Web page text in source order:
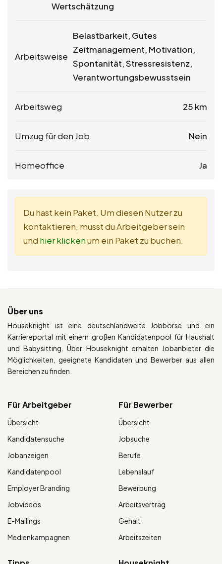
Wertschätzung
Arbeitsweise
Belastbarkeit, Gutes
Zeitmanagement, Motivation,
Spontanität, Stressresistenz,
Verantwortungsbewusstsein
Arbeitsweg 25 km
Umzug für den Job Nein
Homeoffice Ja
Du hast kein Paket. Um diesen Nutzer zu
kontaktieren, musst du Arbeitgeber sein
und hier klickenum ein Paket zu buchen.
Über uns
Houseknight ist eine deutschlandweite Jobbörse und ein
Karriereportal mit einem großen Kandidatenpool für Haushalt
und Babysitting. Über Houseknight erhalten Jobanbieter die
Möglichkeiten, geeignete Kandidaten und Bewerber aus allen
Bereichen zu finden.
Für Arbeitgeber
Übersicht
Kandidatensuche
Jobanzeigen
Kandidatenpool
Employer Branding
Jobvideos
E-Mailings
Medienkampagnen
Für Bewerber
Übersicht
Jobsuche
Berufe
Lebenslauf
Bewerbung
Arbeitsvertrag
Gehalt
Arbeitszeiten